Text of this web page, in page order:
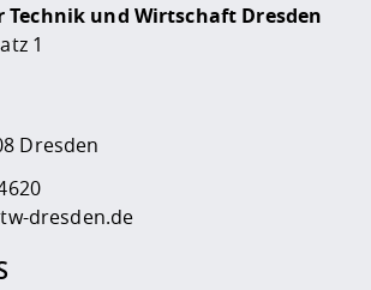
Technik und Wirtschaft Dresden
1
Dresden
dresden.de